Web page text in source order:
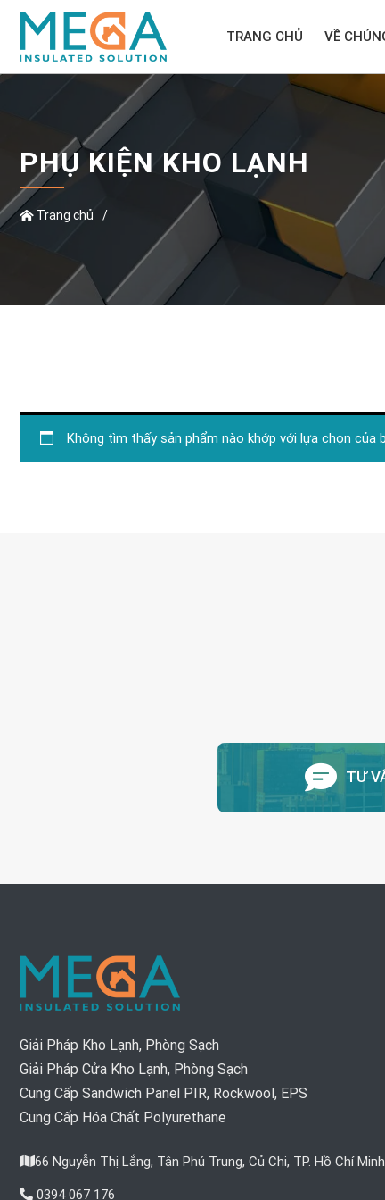
TRANG CHỦ VỀ
PHỤ KIỆN KHO LẠNH
Trang chủ /
Không tìm thấy sản phẩm nào khớp với lựa chọn của
TƯ
Giải Pháp Kho Lạnh, Phòng Sạch
Giải Pháp Cửa Kho Lạnh, Phòng Sạch
Cung Cấp Sandwich Panel PIR, Rockwool, EPS
Cung Cấp Hóa Chất Polyurethane
66 Nguyễn Thị Lắng, Tân Phú Trung, Củ Chi, TP. Hồ Chí Minh
0394 067 176